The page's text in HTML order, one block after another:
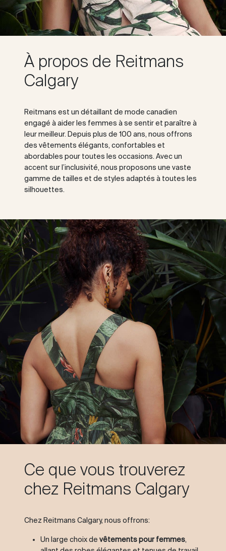
À propos de Reitmans
Calgary
Reitmans est un détaillant de mode canadien
engagé à aider les femmes à se sentir et paraître à
leur meilleur. Depuis plus de 100 ans, nous offrons
des vêtements élégants, confortables et
abordables pour toutes les occasions. Avec un
accent sur l’inclusivité, nous proposons une vaste
gamme de tailles et de styles adaptés à toutes les
silhouettes.
Ce que vous trouverez
chez Reitmans Calgary
Chez Reitmans Calgary, nous offrons:
Un large choix de vêtements pour femmes,